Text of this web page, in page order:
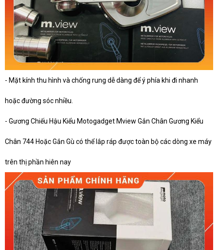
- Mặt kính thu hình và chống rung dễ dàng để ý phía khi đi nhanh
hoặc đường sóc nhiều.
- Gương Chiếu Hậu Kiểu Motogadget Mview Gắn Chân Gương Kiểu
Chân 744 Hoặc Gắn Gù có thể lắp ráp được toàn bộ các dòng xe máy
trên thị phần hiên nay